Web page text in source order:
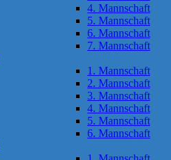
4. Mannschaft
5. Mannschaft
6. Mannschaft
7. Mannschaft
1. Mannschaft
2. Mannschaft
3. Mannschaft
4. Mannschaft
5. Mannschaft
6. Mannschaft